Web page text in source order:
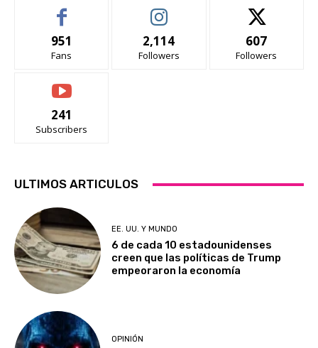
951
Fans
2,114
Followers
607
Followers
241
Subscribers
ULTIMOS ARTICULOS
EE. UU. Y MUNDO
6 de cada 10 estadounidenses
creen que las políticas de Trump
empeoraron la economía
OPINIÓN